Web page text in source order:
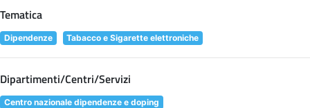
Tematica
Dipendenze Tabacco e Sigarette elettroniche
Dipartimenti/Centri/Servizi
Centro nazionale dipendenze e doping